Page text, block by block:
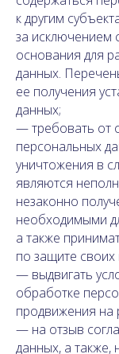
к другим
за исключением
основания для
данных.
ее получения
данных;
— требовать от
персональных
уничтожения в
являются
незаконно
необходимыми
а также
по защите своих
— выдвигать
обработке
продвижения на
— на отзыв
данных, а также,